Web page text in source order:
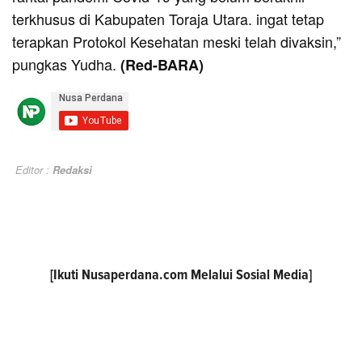
terkhusus di Kabupaten Toraja Utara. ingat tetap
terapkan Protokol Kesehatan meski telah divaksin,”
pungkas Yudha. (Red-BARA)
Editor : Redaksi
[Ikuti Nusaperdana.com Melalui Sosial Media]